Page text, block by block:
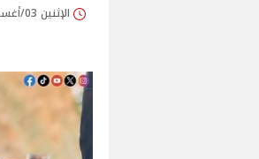
الإثنين 03/أغسطس/2026 - 11:04 م